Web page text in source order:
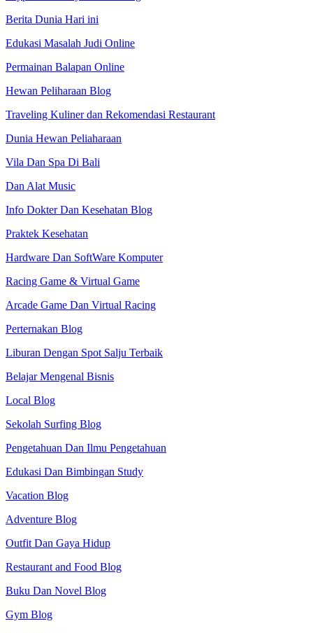
Berita Dunia Hari ini
Edukasi Masalah Judi Online
Permainan Balapan Online
Hewan Peliharaan Blog
Traveling Kuliner dan Rekomendasi Restaurant
Dunia Hewan Peliaharaan
Vila Dan Spa Di Bali
Dan Alat Music
Info Dokter Dan Kesehatan Blog
Praktek Kesehatan
Hardware Dan SoftWare Komputer
Racing Game & Virtual Game
Arcade Game Dan Virtual Racing
Perternakan Blog
Liburan Dengan Spot Salju Terbaik
Belajar Mengenal Bisnis
Local Blog
Sekolah Surfing Blog
Pengetahuan Dan Ilmu Pengetahuan
Edukasi Dan Bimbingan Study
Vacation Blog
Adventure Blog
Outfit Dan Gaya Hidup
Restaurant and Food Blog
Buku Dan Novel Blog
Gym Blog